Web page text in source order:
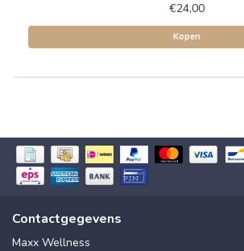
€24,00
Kopen
Contactgegevens
Maxx Wellness